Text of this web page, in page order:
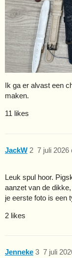
Ik ga er alvast een
maken.
11 likes
JackW 7 juli 2026
2
Leuk spul hoor.
aanzet van de
je eerste foto is een
2 likes
Jenneke 7 juli
3